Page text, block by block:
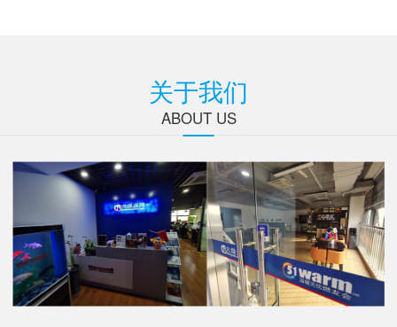
关于我们
ABOUT US